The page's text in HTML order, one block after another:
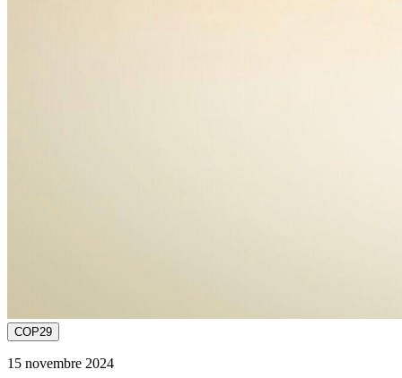
COP29
15 novembre 2024